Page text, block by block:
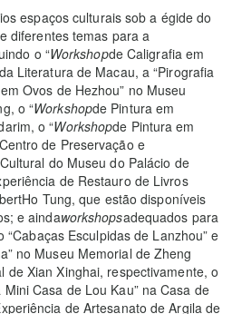
espaços culturais sob a égide do
diferentes temas para a
o “Workshopde Caligrafia em
Literatura de Macau, a “Pirografia
Ovos de Hezhou” no Museu
o “Workshopde Pintura em
o “Workshopde Pintura em
de Preservação e
do Museu do Palácio de
de Restauro de Livros
Tung, que estão disponíveis
e aindaworkshopsadequados para
Esculpidas de Lanzhou” e
no Museu Memorial de Zheng
de Xian Xinghai, respectivamente, o
Casa de Lou Kau” na Casa de
de Artesanato de Argila de